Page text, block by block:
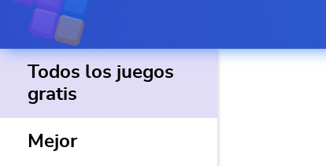
Todos los juegos
gratis
Mejor